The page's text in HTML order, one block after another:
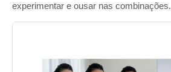
experimentar e ousar nas combinações.